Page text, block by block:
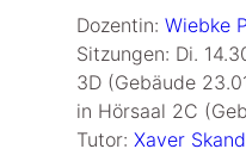
Dozentin: Wiebke
Sitzungen: Di.
3D (Gebäude
in Hörsaal 2C
Tutor: Xaver